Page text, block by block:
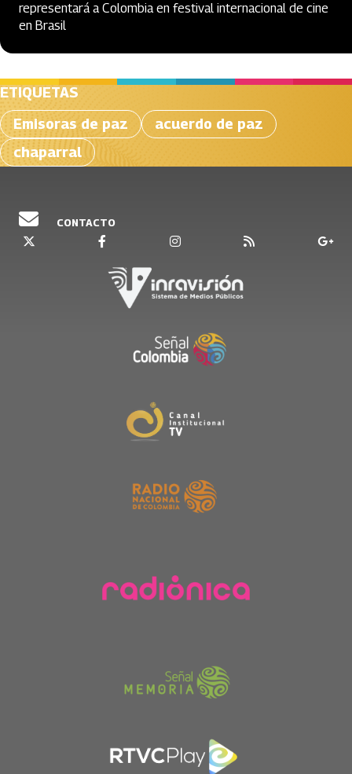
representará a Colombia en festival internacional de cine
en Brasil
ETIQUETAS
Emisoras de paz
acuerdo de paz
chaparral
CONTACTO